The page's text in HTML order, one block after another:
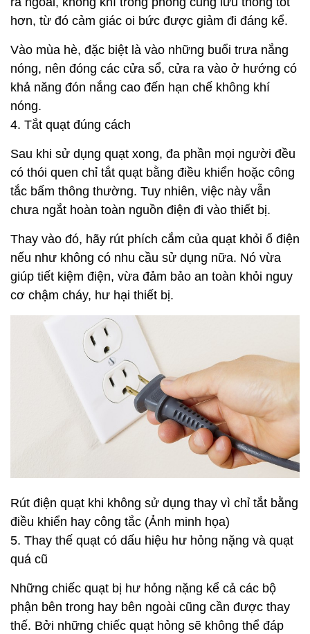
hơn, từ đó cảm giác oi bức được giảm đi đáng kể.
Vào mùa hè, đặc biệt là vào những buổi trưa nắng
nóng, nên đóng các cửa sổ, cửa ra vào ở hướng có
khả năng đón nắng cao đến hạn chế không khí
nóng.
4. Tắt quạt đúng cách
Sau khi sử dụng quạt xong, đa phần mọi người đều
có thói quen chỉ tắt quạt bằng điều khiển hoặc công
tắc bấm thông thường. Tuy nhiên, việc này vẫn
chưa ngắt hoàn toàn nguồn điện đi vào thiết bị.
Thay vào đó, hãy rút phích cắm của quạt khỏi ổ điện
nếu như không có nhu cầu sử dụng nữa. Nó vừa
giúp tiết kiệm điện, vừa đảm bảo an toàn khỏi nguy
cơ chậm cháy, hư hại thiết bị.
Rút điện quạt khi không sử dụng thay vì chỉ tắt bằng
điều khiển hay công tắc (Ảnh minh họa)
5. Thay thế quạt có dấu hiệu hư hỏng nặng và quạt
quá cũ
Những chiếc quạt bị hư hỏng nặng kể cả các bộ
phận bên trong hay bên ngoài cũng cần được thay
thế. Bởi những chiếc quạt hỏng sẽ không thể đáp